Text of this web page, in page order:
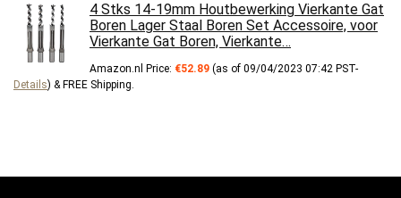
4 Stks 14-19mm Houtbewerking Vierkante Gat
Boren Lager Staal Boren Set Accessoire, voor
Vierkante Gat Boren, Vierkante…
Amazon.nl Price: €52.89 (as of 09/04/2023 07:42 PST-
Details) & FREE Shipping.